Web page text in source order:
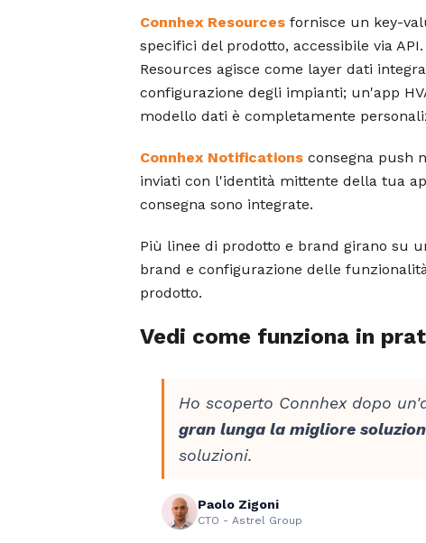
Connhex Resourcesfornisce un key-
specifici del prodotto, accessibile via
Resources agisce come layer dati
configurazione degli impianti; un'app
modello dati è completamente
Connhex Notificationsconsegna push
inviati con l'identità mittente della tua
consegna sono integrate.
Più linee di prodotto e brand girano su
brand e configurazione delle
prodotto.
Vedi come funziona in
Ho scoperto Connhex dopo
gran lunga la migliore
soluzioni.
Paolo Zigoni
CTO - Astrel Group